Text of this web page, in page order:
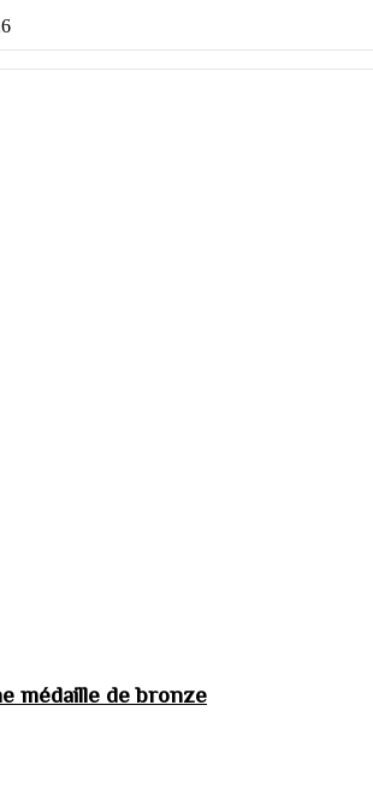
médaille de bronze